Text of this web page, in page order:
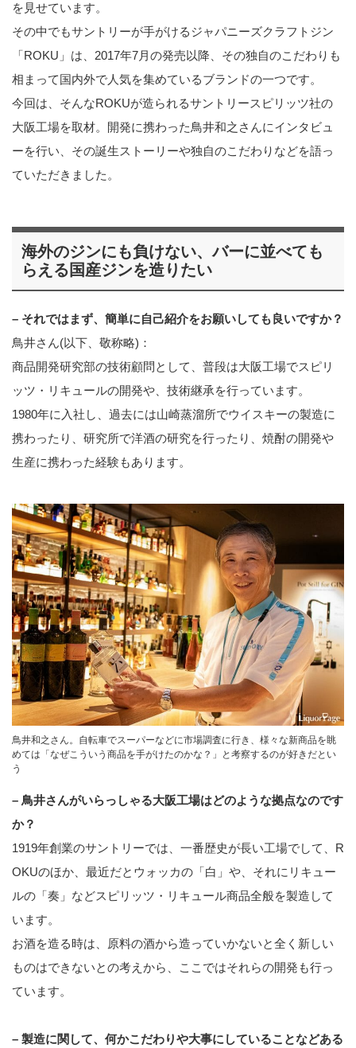
を見せています。
その中でもサントリーが手がけるジャパニーズクラフトジン
「ROKU」は、2017年7月の発売以降、その独自のこだわりも
相まって国内外で人気を集めているブランドの一つです。
今回は、そんなROKUが造られるサントリースピリッツ社の
大阪工場を取材。開発に携わった鳥井和之さんにインタビュ
ーを行い、その誕生ストーリーや独自のこだわりなどを語っ
ていただきました。
海外のジンにも負けない、バーに並べても
らえる国産ジンを造りたい
– それではまず、簡単に自己紹介をお願いしても良いですか？
鳥井さん(以下、敬称略)：
商品開発研究部の技術顧問として、普段は大阪工場でスピリ
ッツ・リキュールの開発や、技術継承を行っています。
1980年に入社し、過去には山崎蒸溜所でウイスキーの製造に
携わったり、研究所で洋酒の研究を行ったり、焼酎の開発や
生産に携わった経験もあります。
鳥井和之さん。自転車でスーパーなどに市場調査に行き、様々な新商品を眺
めては「なぜこういう商品を手がけたのかな？」と考察するのが好きだとい
う
– 鳥井さんがいらっしゃる大阪工場はどのような拠点なのです
か？
1919年創業のサントリーでは、一番歴史が長い工場でして、R
OKUのほか、最近だとウォッカの「白」や、それにリキュー
ルの「奏」などスピリッツ・リキュール商品全般を製造して
います。
お酒を造る時は、原料の酒から造っていかないと全く新しい
ものはできないとの考えから、ここではそれらの開発も行っ
ています。
– 製造に関して、何かこだわりや大事にしていることなどある